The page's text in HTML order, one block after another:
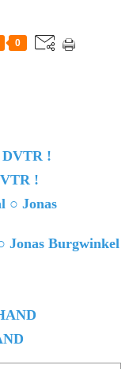
0
!
Jonas Burgwinkel